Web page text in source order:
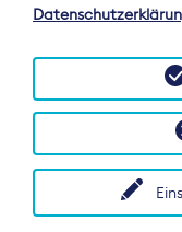
Deutschland und
© 2026